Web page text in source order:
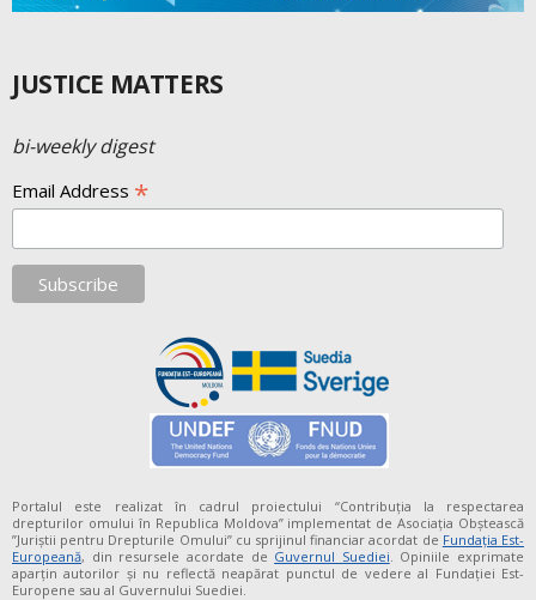
JUSTICE MATTERS
bi-weekly digest
Email Address *
Portalul este realizat în cadrul proiectului “Contribuția la respectarea
drepturilor omului în Republica Moldova” implementat de Asociația Obștească
”Juriștii pentru Drepturile Omului” cu sprijinul financiar acordat de Fundaţia Est-
Europeană, din resursele acordate de Guvernul Suediei . Opiniile exprimate
aparţin autorilor şi nu reflectă neapărat punctul de vedere al Fundației Est-
Europene sau al Guvernului Suediei.